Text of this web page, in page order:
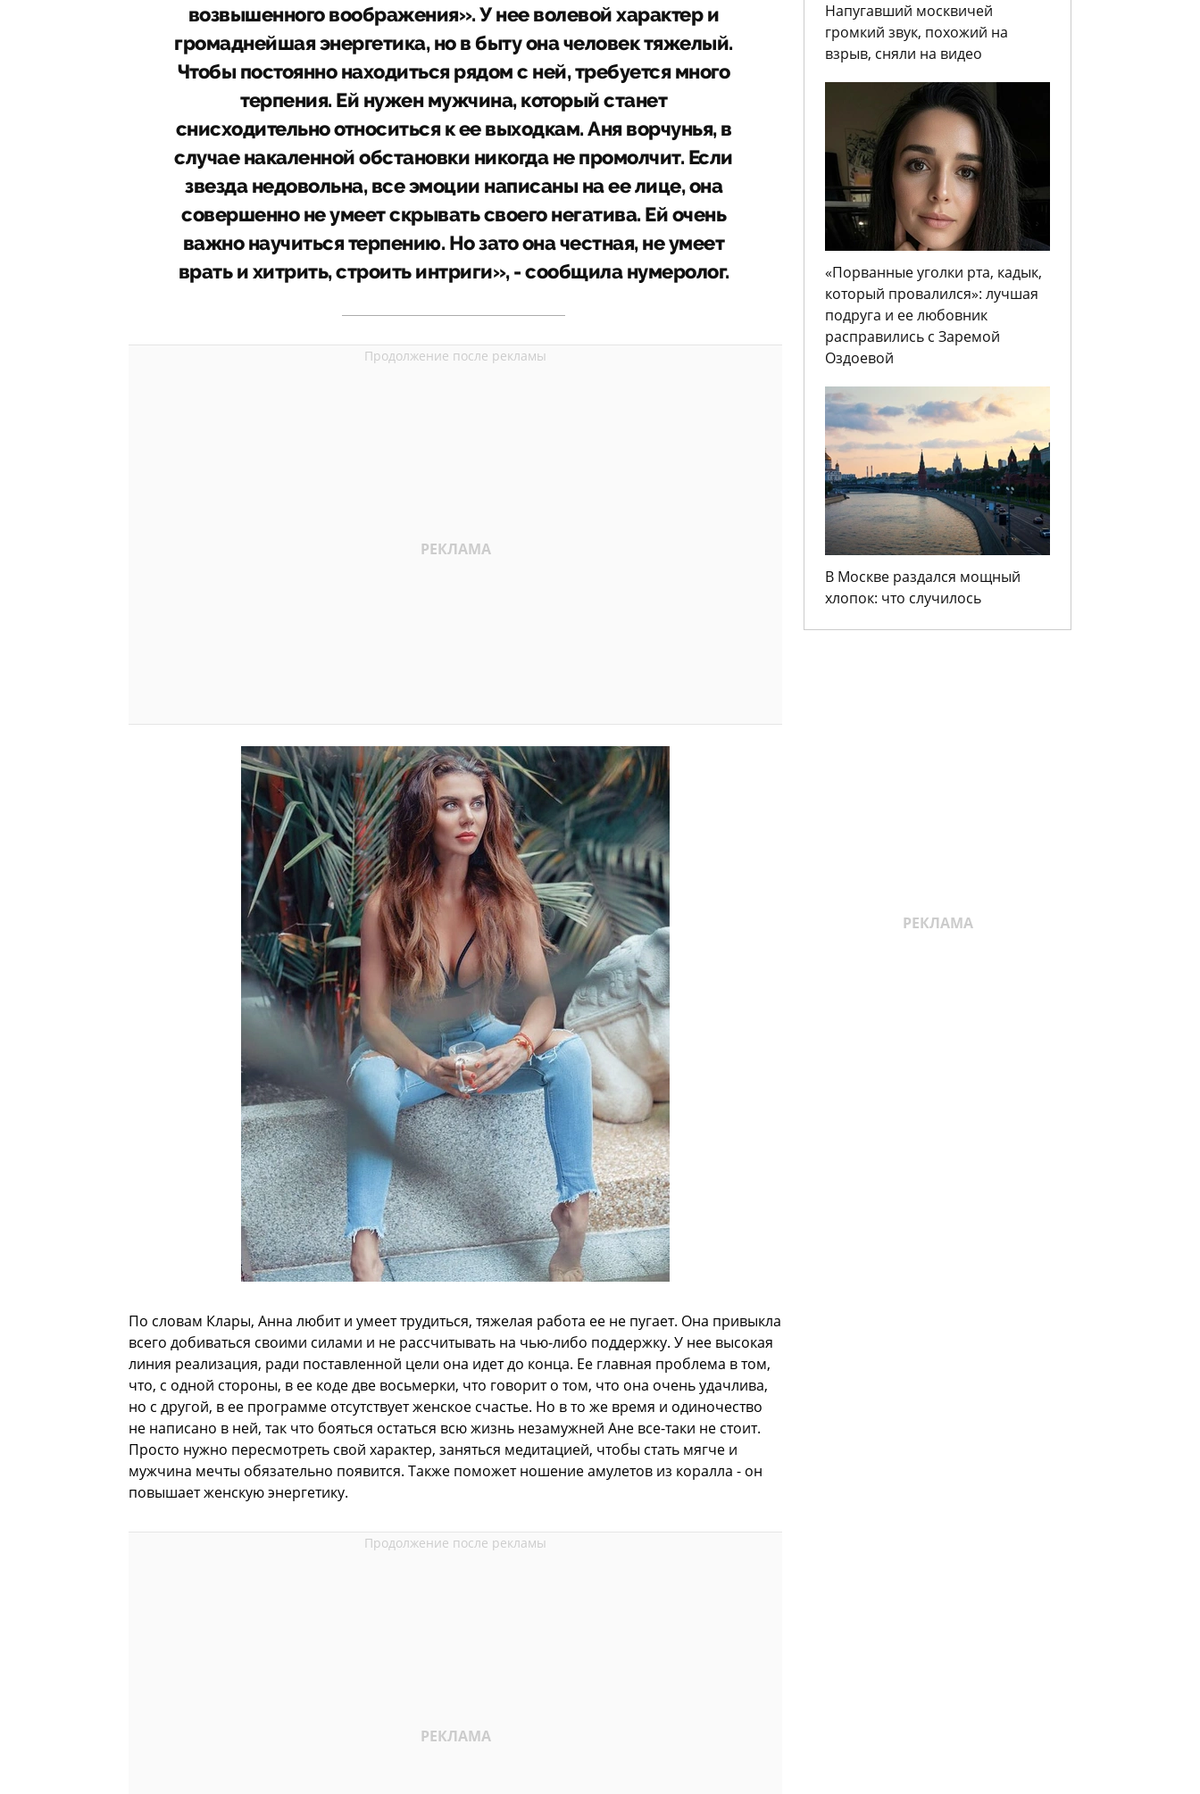
возвышенного воображения». У нее волевой характер и
громаднейшая энергетика, но в быту она человек тяжелый.
Чтобы постоянно находиться рядом с ней, требуется много
терпения. Ей нужен мужчина, который станет
снисходительно относиться к ее выходкам. Аня ворчунья, в
случае накаленной обстановки никогда не промолчит. Если
звезда недовольна, все эмоции написаны на ее лице, она
совершенно не умеет скрывать своего негатива. Ей очень
важно научиться терпению. Но зато она честная, не умеет
врать и хитрить, строить интриги», - сообщила нумеролог.
По словам Клары, Анна любит и умеет трудиться, тяжелая работа ее не пугает. Она привыкла
всего добиваться своими силами и не рассчитывать на чью-либо поддержку. У нее высокая
линия реализация, ради поставленной цели она идет до конца. Ее главная проблема в том,
что, с одной стороны, в ее коде две восьмерки, что говорит о том, что она очень удачлива,
но с другой, в ее программе отсутствует женское счастье. Но в то же время и одиночество
не написано в ней, так что бояться остаться всю жизнь незамужней Ане все-таки не стоит.
Просто нужно пересмотреть свой характер, заняться медитацией, чтобы стать мягче и
мужчина мечты обязательно появится. Также поможет ношение амулетов из коралла - он
повышает женскую энергетику.
Напугавший москвичей
громкий звук, похожий на
взрыв, сняли на видео
«Порванные уголки рта, кадык,
который провалился»: лучшая
подруга и ее любовник
расправились с Заремой
Оздоевой
В Москве раздался мощный
хлопок: что случилось